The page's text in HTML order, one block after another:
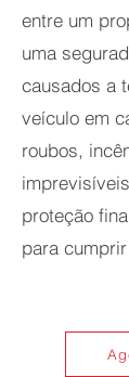
entre um
uma
causados a
veículo em
roubos,
proteção
para